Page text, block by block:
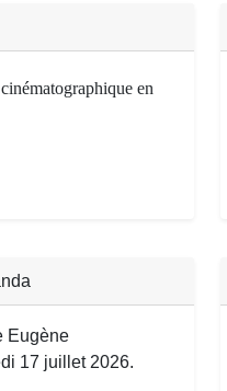
en
Eugène
17 juillet 2026.